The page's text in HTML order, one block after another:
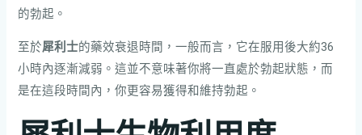
的勃起。
至於犀利士的藥效衰退時間，一般而言，它在服用後大約36
小時內逐漸減弱。這並不意味著你將一直處於勃起狀態，而
是在這段時間內，你更容易獲得和維持勃起。